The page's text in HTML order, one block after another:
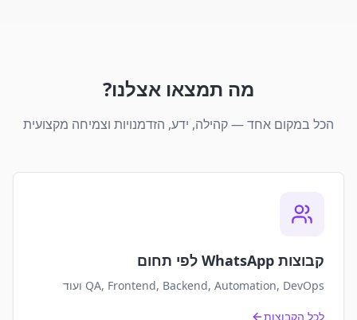
מה תמצאו אצלנו?
הכל במקום אחד — קהילה, ידע, הזדמנויות וצמיחה מקצועית
קבוצות WhatsApp לפי תחום
QA, Frontend, Backend, Automation, DevOps ועוד
לכל הקבוצות